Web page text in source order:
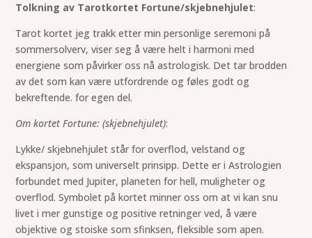
Tolkning av Tarotkortet Fortune/skjebnehjulet:
Tarot kortet jeg trakk etter min personlige seremoni på
sommersolverv, viser seg å være helt i harmoni med
energiene som påvirker oss nå astrologisk. Det tar brodden
av det som kan være utfordrende og føles godt og
bekreftende. for egen del.
Om kortet Fortune: (skjebnehjulet):
Lykke/ skjebnehjulet står for overflod, velstand og
ekspansjon, som universelt prinsipp. Dette er i Astrologien
forbundet med Jupiter, planeten for hell, muligheter og
overflod. Symbolet på kortet minner oss om at vi kan snu
livet i mer gunstige og positive retninger ved, å være
objektive og stoiske som sfinksen, fleksible som apen.